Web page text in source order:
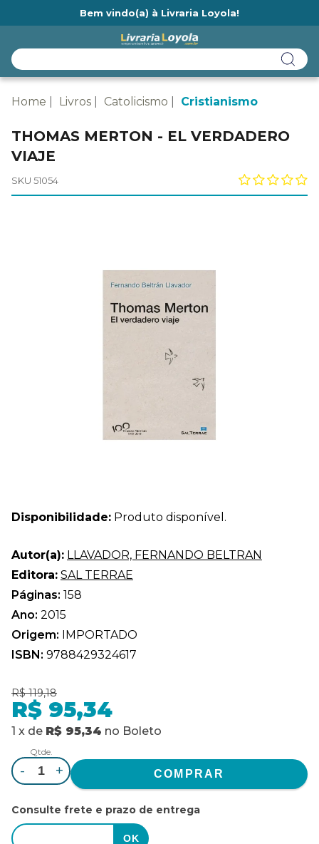
Bem vindo(a) à Livraria Loyola!
Home Livros Catolicismo Cristianismo
THOMAS MERTON - EL VERDADERO
VIAJE
SKU 51054
Disponibilidade: Produto disponível.
Autor(a): LLAVADOR, FERNANDO BELTRAN
Editora: SAL TERRAE
Páginas: 158
Ano: 2015
Origem: IMPORTADO
ISBN: 9788429324617
R$ 119,18
R$ 95,34
1 x de R$ 95,34 no Boleto
Qtde.
- +
Consulte frete e prazo de entrega